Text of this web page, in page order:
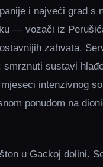
i najveći grad s
— vozači iz
zahvata.
sustavi
intenzivnog
ponudom na
u Gackoj dolini.